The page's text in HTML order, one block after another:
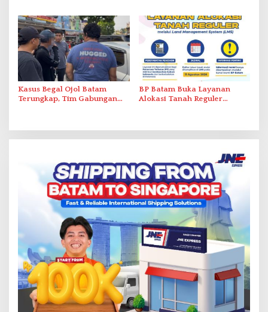
Kasus Begal Ojol Batam
Terungkap, Tim Gabungan
BP Batam Buka Layanan
Alokasi Tanah Reguler